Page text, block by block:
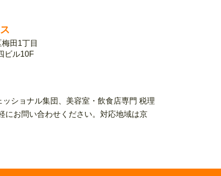
田1丁目
ビル10F
ショナル集団、美容室・飲食店専門 税理
にお問い合わせください。対応地域は京